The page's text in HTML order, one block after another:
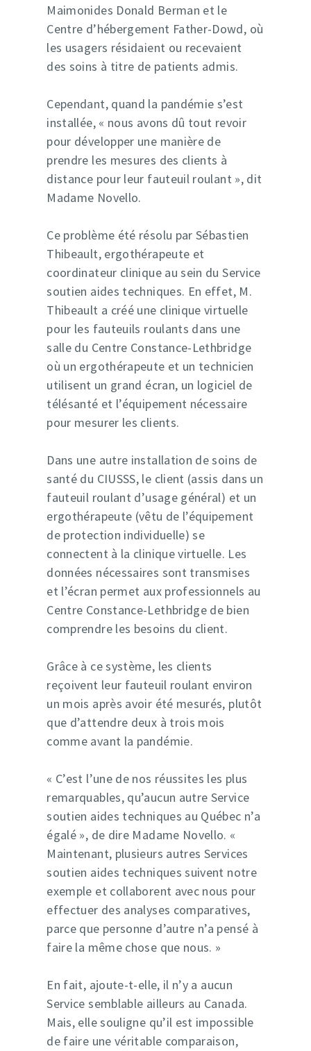
Maimonides Donald Berman et le
Centre d’hébergement Father-Dowd, où
les usagers résidaient ou recevaient
des soins à titre de patients admis.
Cependant, quand la pandémie s’est
installée, « nous avons dû tout revoir
pour développer une manière de
prendre les mesures des clients à
distance pour leur fauteuil roulant », dit
Madame Novello.
Ce problème été résolu par Sébastien
Thibeault, ergothérapeute et
coordinateur clinique au sein du Service
soutien aides techniques. En effet, M.
Thibeault a créé une clinique virtuelle
pour les fauteuils roulants dans une
salle du Centre Constance-Lethbridge
où un ergothérapeute et un technicien
utilisent un grand écran, un logiciel de
télésanté et l’équipement nécessaire
pour mesurer les clients.
Dans une autre installation de soins de
santé du CIUSSS, le client (assis dans un
fauteuil roulant d’usage général) et un
ergothérapeute (vêtu de l’équipement
de protection individuelle) se
connectent à la clinique virtuelle. Les
données nécessaires sont transmises
et l’écran permet aux professionnels au
Centre Constance-Lethbridge de bien
comprendre les besoins du client.
Grâce à ce système, les clients
reçoivent leur fauteuil roulant environ
un mois après avoir été mesurés, plutôt
que d’attendre deux à trois mois
comme avant la pandémie.
« C’est l’une de nos réussites les plus
remarquables, qu’aucun autre Service
soutien aides techniques au Québec n’a
égalé », de dire Madame Novello. «
Maintenant, plusieurs autres Services
soutien aides techniques suivent notre
exemple et collaborent avec nous pour
effectuer des analyses comparatives,
parce que personne d’autre n’a pensé à
faire la même chose que nous. »
En fait, ajoute-t-elle, il n’y a aucun
Service semblable ailleurs au Canada.
Mais, elle souligne qu’il est impossible
de faire une véritable comparaison,
Médias
Partenaires